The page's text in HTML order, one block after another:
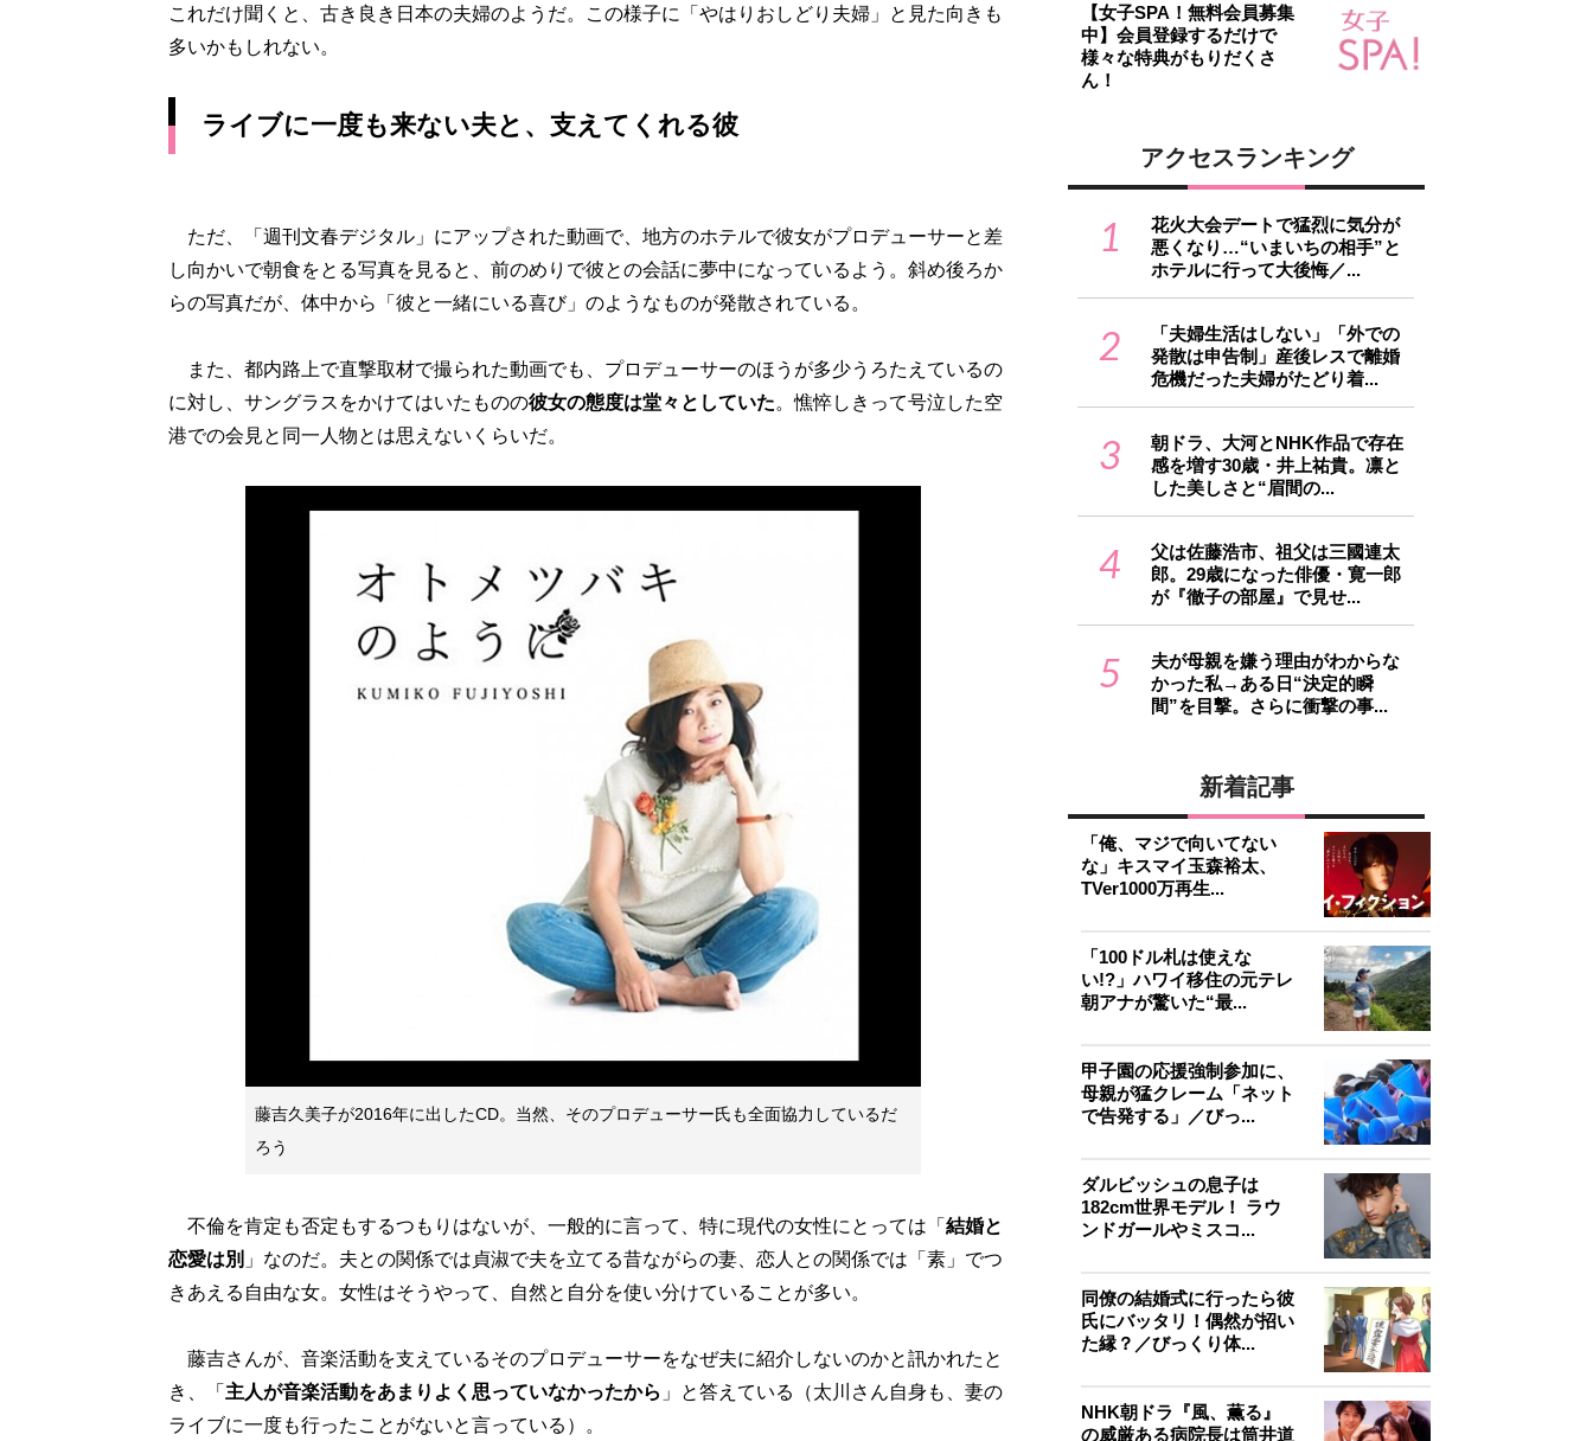
これだけ聞くと、古き良き日本の夫婦のようだ。この様子に「やはりおしどり夫婦」と見た向きも
多いかもしれない。
ライブに一度も来ない夫と、支えてくれる彼
ただ、「週刊文春デジタル」にアップされた動画で、地方のホテルで彼女がプロデューサーと差
し向かいで朝食をとる写真を見ると、前のめりで彼との会話に夢中になっているよう。斜め後ろか
らの写真だが、体中から「彼と一緒にいる喜び」のようなものが発散されている。
また、都内路上で直撃取材で撮られた動画でも、プロデューサーのほうが多少うろたえているの
に対し、サングラスをかけてはいたものの彼女の態度は堂々としていた。憔悴しきって号泣した空
港での会見と同一人物とは思えないくらいだ。
藤吉久美子が2016年に出したCD。当然、そのプロデューサー氏も全面協力しているだ
ろう
不倫を肯定も否定もするつもりはないが、一般的に言って、特に現代の女性にとっては「 結婚と
恋愛は別 」なのだ。夫との関係では貞淑で夫を立てる昔ながらの妻、恋人との関係では「素」でつ
きあえる自由な女。女性はそうやって、自然と自分を使い分けていることが多い。
藤吉さんが、音楽活動を支えているそのプロデューサーをなぜ夫に紹介しないのかと訊かれたと
き、「 主人が音楽活動をあまりよく思っていなかったから 」と答えている（太川さん自身も、妻の
ライブに一度も行ったことがないと言っている）。
【女子SPA！無料会員募集
中】会員登録するだけで
様々な特典がもりだくさ
ん！
アクセスランキング
1
花火大会デートで猛烈に気分が
悪くなり…“いまいちの相手”と
ホテルに行って大後悔／...
2
「夫婦生活はしない」「外での
発散は申告制」産後レスで離婚
危機だった夫婦がたどり着...
3
朝ドラ、大河とNHK作品で存在
感を増す30歳・井上祐貴。凛と
した美しさと“眉間の...
4
父は佐藤浩市、祖父は三國連太
郎。29歳になった俳優・寛一郎
が『徹子の部屋』で見せ...
5
夫が母親を嫌う理由がわからな
かった私→ある日“決定的瞬
間”を目撃。さらに衝撃の事...
新着記事
「俺、マジで向いてない
な」キスマイ玉森裕太、
TVer1000万再生...
「100ドル札は使えな
い!?」ハワイ移住の元テレ
朝アナが驚いた“最...
甲子園の応援強制参加に、
母親が猛クレーム「ネット
で告発する」／びっ...
ダルビッシュの息子は
182cm世界モデル！ ラウ
ンドガールやミスコ...
同僚の結婚式に行ったら彼
氏にバッタリ！偶然が招い
た縁？／びっくり体...
NHK朝ドラ『風、薫る』
の威厳ある病院長は筒井道